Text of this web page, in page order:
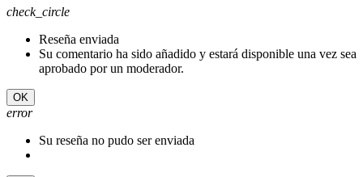
check_circle
Reseña enviada
Su comentario ha sido añadido y estará disponible una vez sea
aprobado por un moderador.
OK
error
Su reseña no pudo ser enviada